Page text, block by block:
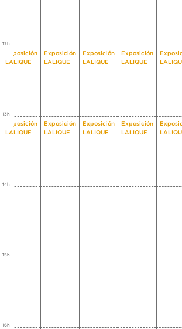
12h
Exposición
LALIQUE
Exposición
LALIQUE
Exposición
LALIQUE
Exposición
LALIQUE
13h
Exposición
LALIQUE
Exposición
LALIQUE
Exposición
LALIQUE
Exposición
LALIQUE
14h
15h
16h